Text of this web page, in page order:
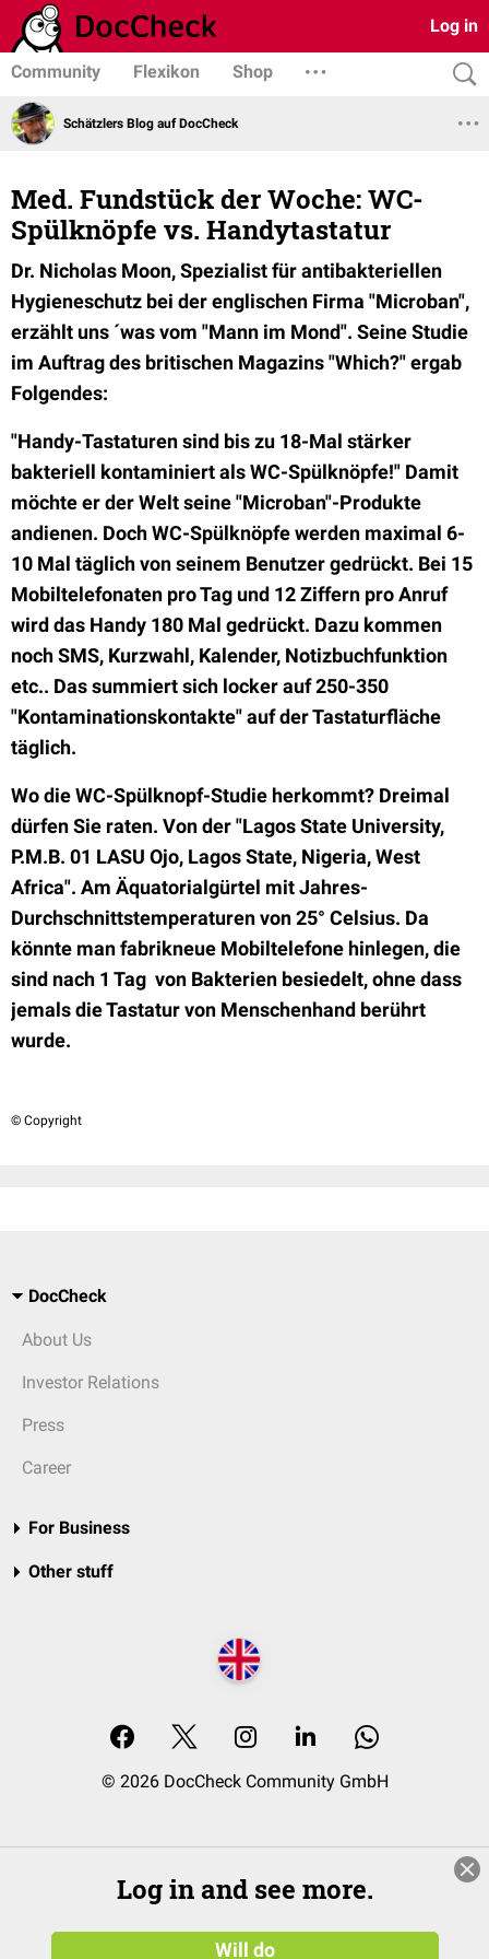
Log in
Community Flexikon Shop
Schätzlers Blog auf DocCheck
Med. Fundstück der Woche: WC-
Spülknöpfe vs. Handytastatur
Dr. Nicholas Moon, Spezialist für antibakteriellen
Hygieneschutz bei der englischen Firma "Microban",
erzählt uns ´was vom "Mann im Mond". SeineStudie
im Auftrag des britischen Magazins "Which?" ergab
Folgendes:
"Handy-Tastaturen sind bis zu 18-Mal stärker
bakteriell kontaminiert als WC-Spülknöpfe!" Damit
möchte er der Welt seine "Microban"-Produkte
andienen. Doch WC-Spülknöpfe werden maximal 6-
10 Mal täglich von seinem Benutzer gedrückt. Bei 15
Mobiltelefonaten pro Tag und 12 Ziffern pro Anruf
wird das Handy 180 Mal gedrückt. Dazu kommen
noch SMS, Kurzwahl, Kalender, Notizbuchfunktion
etc.. Das summiert sich locker auf 250-350
"Kontaminationskontakte" auf der Tastaturfläche
täglich.
Wo die WC-Spülknopf-Studie herkommt? Dreimal
dürfen Sie raten. Von der "Lagos State University,
P.M.B. 01 LASU Ojo, Lagos State, Nigeria, West
Africa". Am Äquatorialgürtel mit Jahres-
Durchschnittstemperaturen von 25° Celsius. Da
könnte man fabrikneue Mobiltelefone hinlegen, die
sind nach 1 Tag von Bakterien besiedelt, ohne dass
jemals die Tastatur von Menschenhand berührt
wurde.
© Copyright
DocCheck
About Us
Investor Relations
Press
Career
For Business
Other stuff
© 2026 DocCheck Community GmbH
Log in and see more.
Will do